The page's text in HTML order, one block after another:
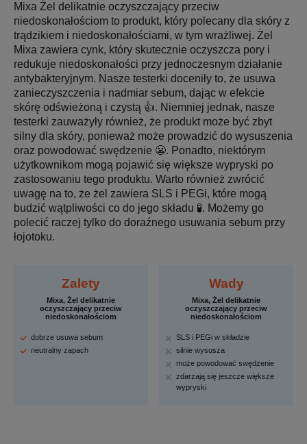
Mixa Żel delikatnie oczyszczający przeciw
niedoskonałościom to produkt, który polecany dla skóry z
trądzikiem i niedoskonałościami, w tym wrażliwej. Żel
Mixa zawiera cynk, który skutecznie oczyszcza pory i
redukuje niedoskonałości przy jednoczesnym działanie
antybakteryjnym. Nasze testerki doceniły to, że usuwa
zanieczyszczenia i nadmiar sebum, dając w efekcie
skórę odświeżoną i czystą 👍. Niemniej jednak, nasze
testerki zauważyły również, że produkt może być zbyt
silny dla skóry, ponieważ może prowadzić do wysuszenia
oraz powodować swędzenie 😬. Ponadto, niektórym
użytkownikom mogą pojawić się większe wypryski po
zastosowaniu tego produktu. Warto również zwrócić
uwagę na to, że żel zawiera SLS i PEGi, które mogą
budzić wątpliwości co do jego składu 🧪. Możemy go
polecić raczej tylko do doraźnego usuwania sebum przy
łojotoku.
Zalety
Mixa, Żel delikatnie
oczyszczający przeciw
niedoskonałościom
dobrze usuwa sebum
neutralny zapach
Wady
Mixa, Żel delikatnie
oczyszczający przeciw
niedoskonałościom
SLS i PEGi w składzie
silnie wysusza
może powodować swędzenie
zdarzają się jeszcze większe
wypryski